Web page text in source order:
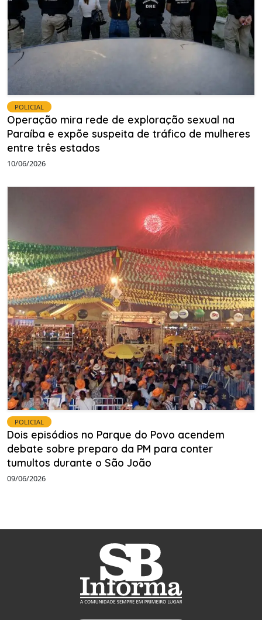
POLICIAL
Operação mira rede de exploração sexual na
Paraíba e expõe suspeita de tráfico de mulheres
entre três estados
10/06/2026
POLICIAL
Dois episódios no Parque do Povo acendem
debate sobre preparo da PM para conter
tumultos durante o São João
09/06/2026